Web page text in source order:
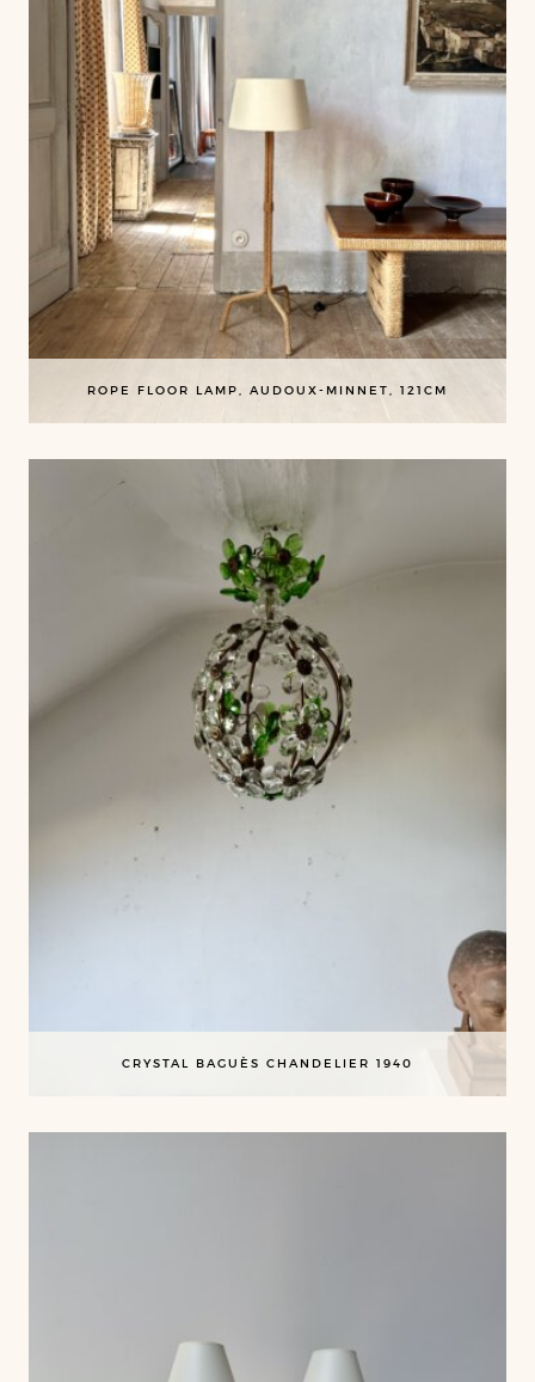
ROPE FLOOR LAMP, AUDOUX-MINNET, 121CM
CRYSTAL BAGUÈS CHANDELIER 1940